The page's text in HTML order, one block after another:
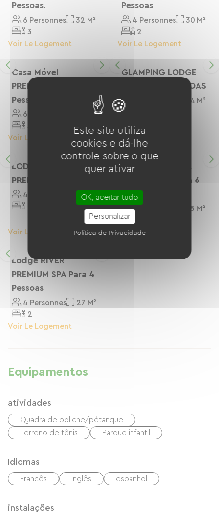
Pessoas.
6 Personnes
32 M²
3
Voir Le Logement
Pessoas
4 Personnes
30 M²
2
Voir Le Logement
Casa Móvel
PREMIUM Para 6
Pessoas
6 Personnes
32 M²
Voir Le Logement
GLAMPING LODGE
PREMIUM 4 PESSOAS
34 M²
Voir Le Logement
LODGE RIVER
PREMIUM 4 Pessoas
4 Personnes
27 M²
Voir Le Logement
Chalé Premium À
Beira Do Rio Para 6
Pessoas
6 Personnes
38 M²
Voir Le Logement
Lodge RIVER
PREMIUM SPA Para 4
Pessoas
4 Personnes
27 M²
2
Voir Le Logement
Equipamentos
atividades
Quadra de boliche/pétanque
Terreno de tênis
Parque infantil
Idiomas
Francês inglês espanhol
instalações
Este site utiliza
cookies e dá-lhe
controle sobre o que
quer ativar
OK, aceitar tudo
Personalizar
Política de Privacidade